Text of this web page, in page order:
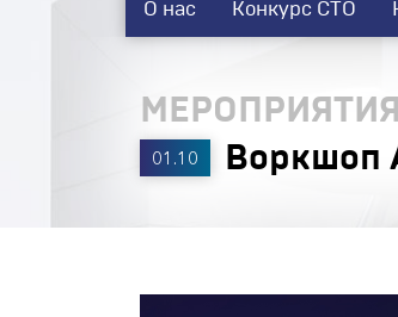
О нас Конкурс СТО
МЕРОПРИЯТИЯ
01.10 Воркшоп